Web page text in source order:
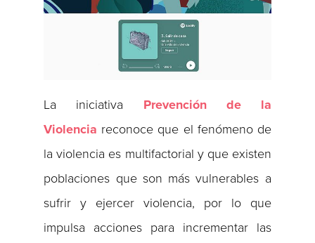
La iniciativa Prevención de la
Violencia reconoce que el fenómeno de
la violencia es multifactorial y que existen
poblaciones que son más vulnerables a
sufrir y ejercer violencia, por lo que
impulsa acciones para incrementar las